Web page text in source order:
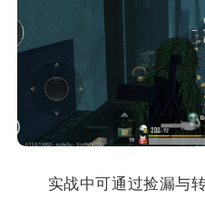
实战中可通过捡漏与